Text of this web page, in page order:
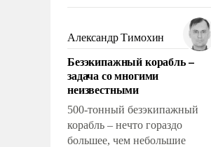
мужественным и твердым под
ударами судьбы, брать на себя
ответственность, помогать
слабым, идти вперед и
адаптироваться.
Александр Тимохин
Безэкипажный корабль –
задача со многими
неизвестными
500-тонный безэкипажный
корабль – нечто гораздо
большее, чем небольшие